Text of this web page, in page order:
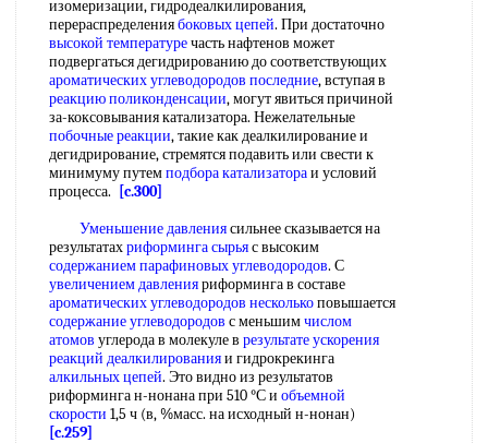
изомеризации, гидродеалкилирования,
перераспределениябоковых цепей. При достаточно
высокой температуречасть нафтенов может
подвергаться дегидрированию до соответствующих
ароматических углеводородов последние, вступая в
реакцию поликонденсации, могут явиться причиной
за-коксовывания катализатора. Нежелательные
побочные реакции, такие как деалкилирование и
дегидрирование, стремятся подавить или свести к
минимуму путемподбора катализатораи условий
процесса.
[c.300]
Уменьшение давлениясильнее сказывается на
результатахриформинга сырьяс высоким
содержанием парафиновых углеводородов. С
увеличением давленияриформинга в составе
ароматических углеводородов несколькоповышается
содержание углеводородов с меньшимчислом
атомов углерода в молекуле в результате ускорения
реакций деалкилированияи гидрокрекинга
алкильных цепей. Это видно из результатов
риформинга н-нонана при 510 °С и объемной
скорости 1,5 ч (в, %масс. на исходный н-нонан)
[c.259]